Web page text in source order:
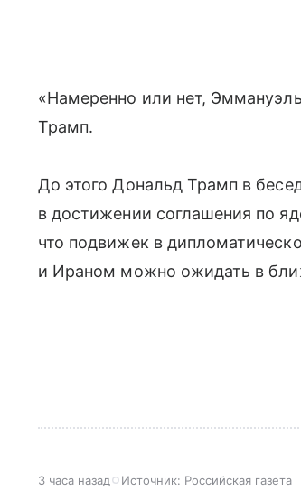
«Намеренно или нет,
Трамп.
До этого Дональд Трамп в
в достижении соглашения по
что подвижек в
и Ираном можно ожидать в
3 часа назад Источник: Российская газета